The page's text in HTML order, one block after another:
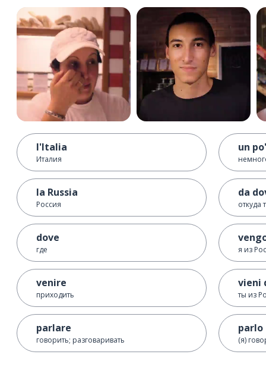
l'Italia
Италия
la Russia
Россия
dove
где
venire
приходить
parlare
говорить; разговаривать
un po'
da
откуда
я из
vieni
ты из
parlo
(я)